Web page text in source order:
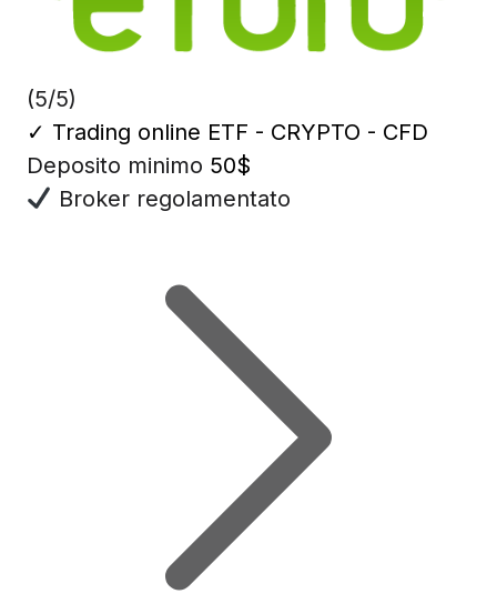
(5/5)
✓ Trading online ETF - CRYPTO - CFD
Deposito minimo 50$
Broker regolamentato